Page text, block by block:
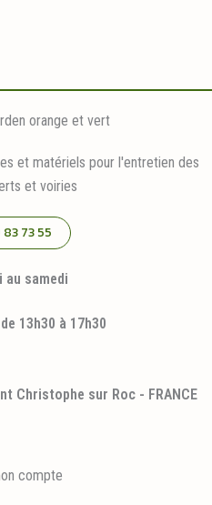
et matériels pour l'entretien des
et voiries
73 55
au samedi
13h30 à 17h30
Christophe sur Roc - FRANCE
compte